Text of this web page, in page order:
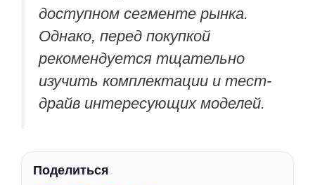
доступном сегменте рынка.
Однако, перед покупкой
рекомендуется тщательно
изучить комплектации и тест-
драйв интересующих моделей.
Поделиться